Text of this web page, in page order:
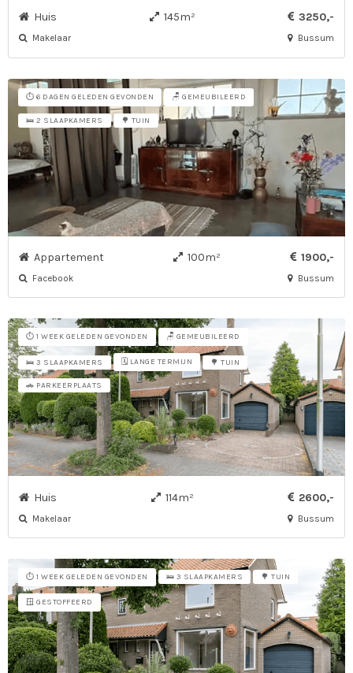
Huis 145m² 3250,-
Makelaar Bussum
⏱️ 6 DAGEN GELEDEN GEVONDEN 🪑 GEMEUBILEERD
🛌 2 SLAAPKAMERS 🌳 TUIN
Appartement 100m² 1900,-
Facebook Bussum
⏱️ 1 WEEK GELEDEN GEVONDEN 🪑 GEMEUBILEERD
🛌 3 SLAAPKAMERS 🗓️ LANGE TERMIJN 🌳 TUIN
🚗 PARKEERPLAATS
Huis 114m² 2600,-
Makelaar Bussum
⏱️ 1 WEEK GELEDEN GEVONDEN 🛌 3 SLAAPKAMERS 🌳 TUIN
🪟 GESTOFFEERD